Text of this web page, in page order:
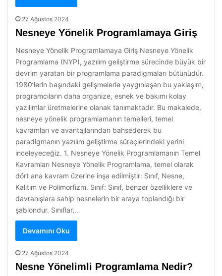
27 Ağustos 2024
Nesneye Yönelik Programlamaya Giriş
Nesneye Yönelik Programlamaya Giriş Nesneye Yönelik
Programlama (NYP), yazılım geliştirme sürecinde büyük bir
devrim yaratan bir programlama paradigmaları bütünüdür.
1980’lerin başındaki gelişmelerle yaygınlaşan bu yaklaşım,
programcıların daha organize, esnek ve bakımı kolay
yazılımlar üretmelerine olanak tanımaktadır. Bu makalede,
nesneye yönelik programlamanın temelleri, temel
kavramları ve avantajlarından bahsederek bu
paradigmanın yazılım geliştirme süreçlerindeki yerini
inceleyeceğiz. 1. Nesneye Yönelik Programlamanın Temel
Kavramları Nesneye Yönelik Programlama, temel olarak
dört ana kavram üzerine inşa edilmiştir: Sınıf, Nesne,
Kalıtım ve Polimorfizm. Sınıf: Sınıf, benzer özelliklere ve
davranışlara sahip nesnelerin bir araya toplandığı bir
şablondur. Sınıflar,…
Devamını Oku
27 Ağustos 2024
Nesne Yönelimli Programlama Nedir?